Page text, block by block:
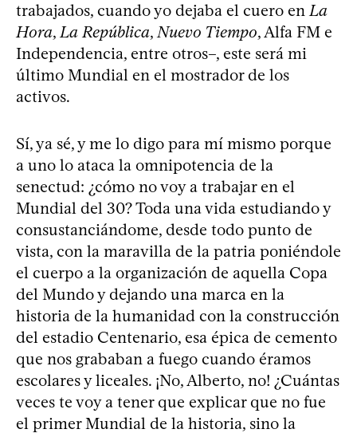
trabajados, cuando yo dejaba el cuero enLa
Hora,La República,Nuevo Tiempo, Alfa FM e
Independencia, entre otros–, este será mi
último Mundial en el mostrador de los
activos.
Sí, ya sé, y me lo digo para mí mismo porque
a uno lo ataca la omnipotencia de la
senectud: ¿cómo no voy a trabajar en el
Mundial del 30? Toda una vida estudiando y
consustanciándome, desde todo punto de
vista, con la maravilla de la patria poniéndole
el cuerpo a la organización de aquella Copa
del Mundo y dejando una marca en la
historia de la humanidad con la construcción
del estadio Centenario, esa épica de cemento
que nos grababan a fuego cuando éramos
escolares y liceales. ¡No, Alberto, no! ¿Cuántas
veces te voy a tener que explicar que no fue
el primer Mundial de la historia, sino la